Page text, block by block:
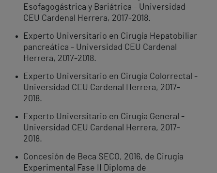
Esofagogástrica y Bariátrica - Universidad
CEU Cardenal Herrera, 2017-2018.
Experto Universitario en Cirugía Hepatobiliar
pancreática - Universidad CEU Cardenal
Herrera, 2017-2018.
Experto Universitario en Cirugía Colorrectal -
Universidad CEU Cardenal Herrera, 2017-
2018.
Experto Universitario en Cirugía General -
Universidad CEU Cardenal Herrera, 2017-
2018.
Concesión de Beca SECO, 2016, de Cirugía
Experimental Fase II Diploma de